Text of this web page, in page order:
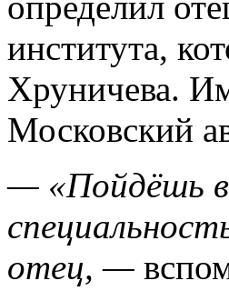
института,
Хруничева.
Московский
— «Пойдёшь
отец, —